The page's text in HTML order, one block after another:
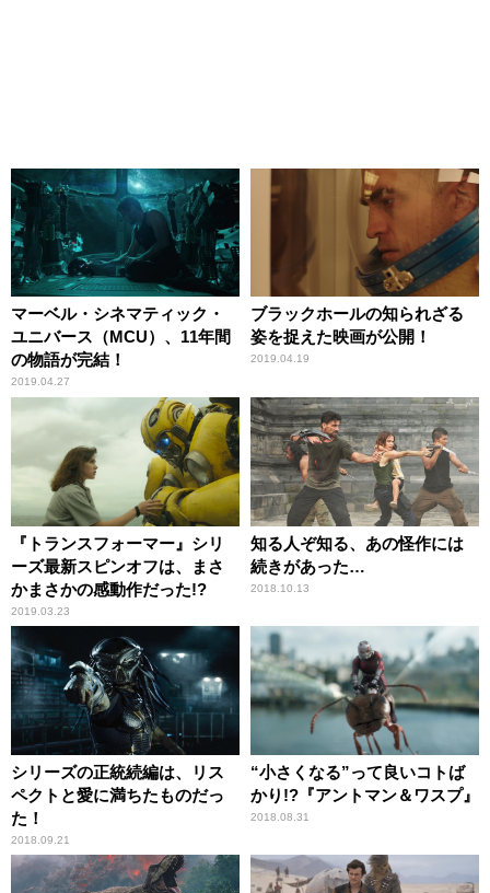
マーベル・シネマティック・
ユニバース（MCU）、11年間
の物語が完結！
2019.04.27
ブラックホールの知られざる
姿を捉えた映画が公開！
2019.04.19
『トランスフォーマー』シリ
ーズ最新スピンオフは、まさ
かまさかの感動作だった!?
2019.03.23
知る人ぞ知る、あの怪作には
続きがあった…
2018.10.13
シリーズの正統続編は、リス
ペクトと愛に満ちたものだっ
た！
2018.09.21
“小さくなる”って良いコトば
かり!?『アントマン＆ワスプ』
2018.08.31